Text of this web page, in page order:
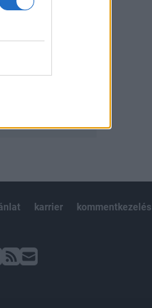
karrier kommentkezelés